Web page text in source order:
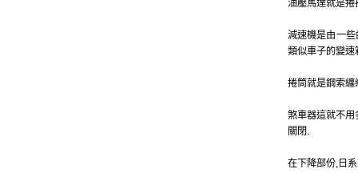
油壓馬達就是捲
減速機是由一
類似車子的變速
捲筒就是鋼索纏
煞車器這就不用
關閉.
在下降部份,日